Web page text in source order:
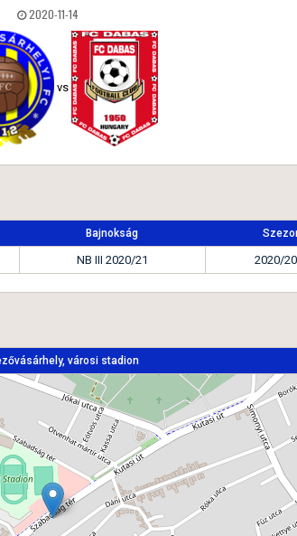
2020-11-14
vs
Bajnokság
NB III 2020/21 2020/
városi stadion